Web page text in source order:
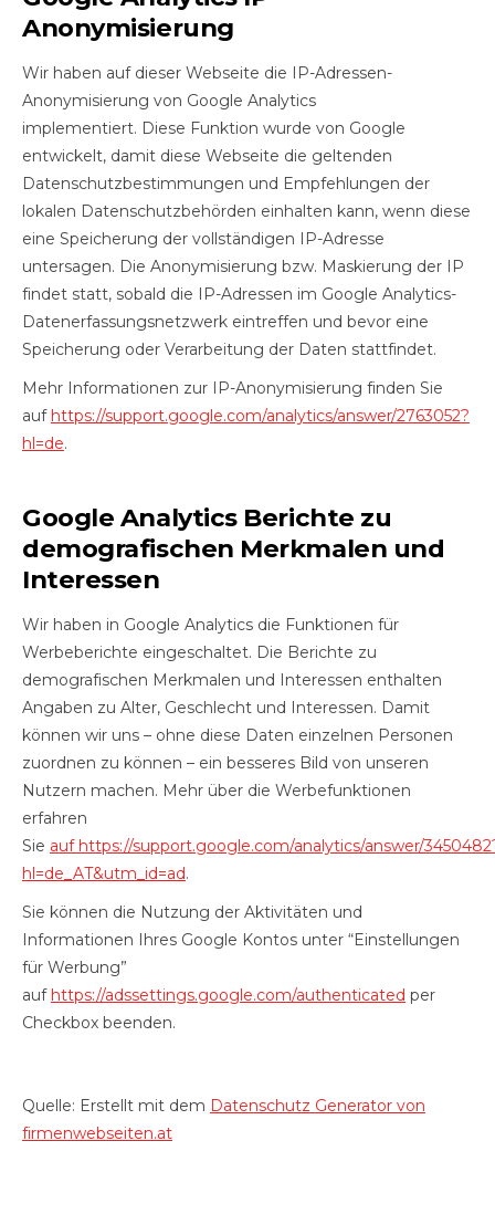
Anonymisierung
Wir haben auf dieser Webseite die IP-Adressen-
Anonymisierung von Google Analytics
implementiert. Diese Funktion wurde von Google
entwickelt, damit diese Webseite die geltenden
Datenschutzbestimmungen und Empfehlungen der
lokalen Datenschutzbehörden einhalten kann, wenn diese
eine Speicherung der vollständigen IP-Adresse
untersagen. Die Anonymisierung bzw. Maskierung der IP
findet statt, sobald die IP-Adressen im Google Analytics-
Datenerfassungsnetzwerk eintreffen und bevor eine
Speicherung oder Verarbeitung der Daten stattfindet.
Mehr Informationen zur IP-Anonymisierung finden Sie
auf https://support.google.com/analytics/answer/2763052?
hl=de.
Google Analytics Berichte zu
demografischen Merkmalen und
Interessen
Wir haben in Google Analytics die Funktionen für
Werbeberichte eingeschaltet. Die Berichte zu
demografischen Merkmalen und Interessen enthalten
Angaben zu Alter, Geschlecht und Interessen. Damit
können wir uns – ohne diese Daten einzelnen Personen
zuordnen zu können – ein besseres Bild von unseren
Nutzern machen. Mehr über die Werbefunktionen
erfahren
Sie auf https://support.google.com/analytics/answer/
hl=de_AT&utm_id=ad.
Sie können die Nutzung der Aktivitäten und
Informationen Ihres Google Kontos unter “Einstellungen
für Werbung”
auf https://adssettings.google.com/authenticated per
Checkbox beenden.
Quelle: Erstellt mit dem Datenschutz Generator von
firmenwebseiten.at